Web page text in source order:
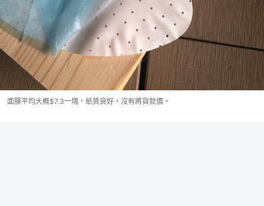
面膜平均大概$7.3一塊，紙質良好，沒有將貨就價。